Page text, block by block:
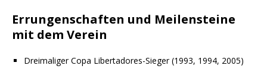
Errungenschaften und Meilensteine
mit dem Verein
Dreimaliger Copa Libertadores-Sieger (1993, 1994, 2005)